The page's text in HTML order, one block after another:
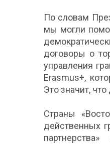
По словам
мы могли
договоры о
управления
Erasmus+,
Это значит,
Страны
действенных